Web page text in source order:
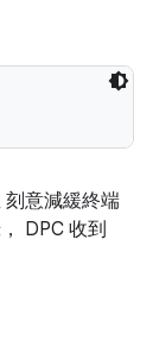
意減緩終端
DPC 收到